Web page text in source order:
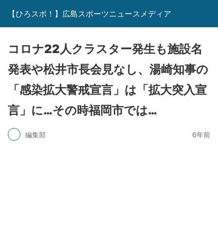
【ひろスポ！】広島スポーツニュースメディア
コロナ22人クラスター発生も施設名
発表や松井市長会見なし、湯崎知事の
「感染拡大警戒宣言」は「拡大突入宣
言」に…その時福岡市では…
編集部 6年前